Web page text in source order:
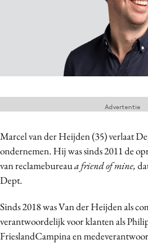
Vacatures
Partners
Topics
Artificial Intelligence
Campagnes
Carriere
Marcel van der Heijden (35) verlaat
ondernemen. Hij was sinds 2011 de
van reclamebureaua friend of mine,
Dept.
Sinds 2018 was Van der Heijden als
verantwoordelijk voor klanten als
FrieslandCampina en
Advertentie